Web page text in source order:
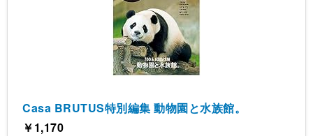
Casa BRUTUS特別編集 動物園と水族館。
￥1,170